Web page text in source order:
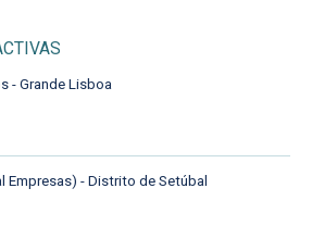
- Grande Lisboa
Empresas) - Distrito de Setúbal